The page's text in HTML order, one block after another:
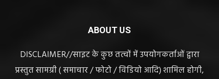
ABOUT US
DISCLAIMER//साइट के कुछ तत्वों में उपयोगकर्ताओं द्वारा
प्रस्तुत सामग्री ( समाचार / फोटो / विडियो आदि) शामिल होगी,